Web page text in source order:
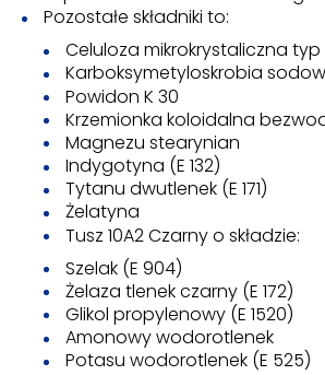
Pozostałe składniki to:
Celuloza mikrokrystaliczna typ
Karboksymetyloskrobia
Powidon K 30
Krzemionka koloidalna
Magnezu stearynian
Indygotyna (E 132)
Tytanu dwutlenek (E 171)
Żelatyna
Tusz 10A2 Czarny o składzie:
Szelak (E 904)
Żelaza tlenek czarny (E 172)
Glikol propylenowy (E 1520)
Amonowy wodorotlenek
Potasu wodorotlenek (E 525)